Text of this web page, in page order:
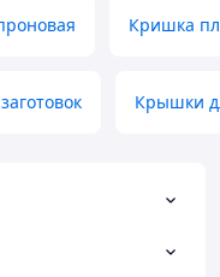
Кришка
Крышки